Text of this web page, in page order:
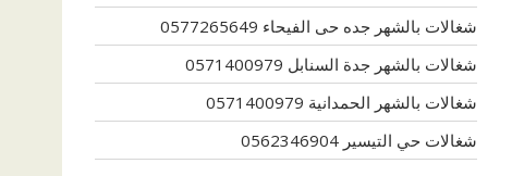
شغالات بالشهر جده حى الفيحاء 0577265649
شغالات بالشهر جدة السنابل 0571400979
شغالات بالشهر الحمدانية 0571400979
شغالات حي التيسير 0562346904